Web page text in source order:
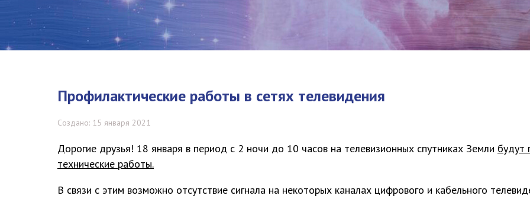
Профилактические работы в сетях телевидения
Создано: 15 января 2021
Дорогие друзья! 18 января в период с 2 ночи до 10 часов на телевизионных спутниках Земли будут
технические работы.
В связи с этим возможно отсутствие сигнала на некоторых каналах цифрового и кабельного